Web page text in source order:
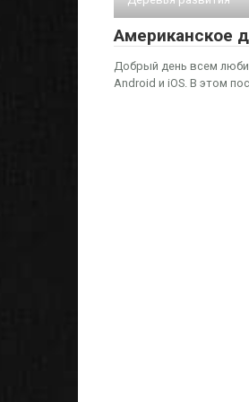
Американское
Добрый день всем
Android и iOS. В этом